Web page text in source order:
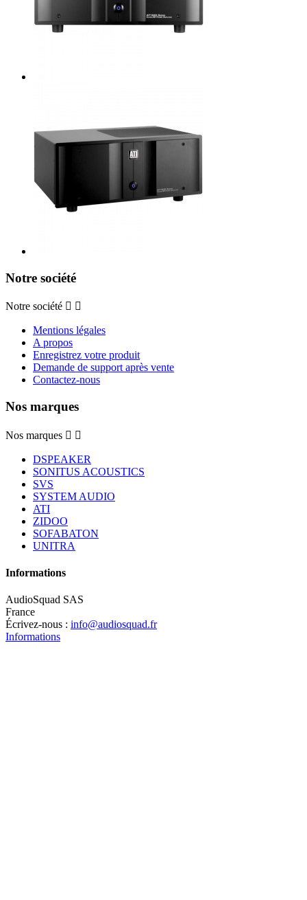
Notre société
Notre société  
Mentions légales
A propos
Enregistrez votre produit
Demande de support après vente
Contactez-nous
Nos marques
Nos marques  
DSPEAKER
SONITUS ACOUSTICS
SVS
SYSTEM AUDIO
ATI
ZIDOO
SOFABATON
UNITRA
Informations
AudioSquad SAS
France
Écrivez-nous : info@audiosquad.fr
Informations